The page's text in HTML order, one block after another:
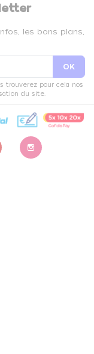
les bons plans,
trouverez pour cela nos
du site.
Instagram